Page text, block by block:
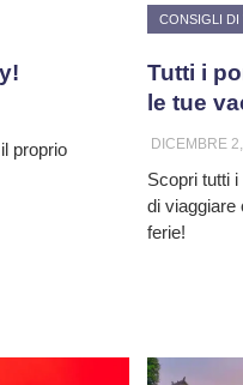
proprio
CONSIGLI DI
Tutti i
le tue
DICEMBRE
Scopri tutti
di viaggiare
ferie!